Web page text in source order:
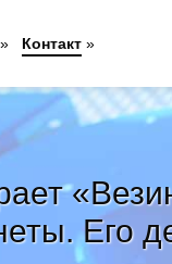
Его
» Контакт»